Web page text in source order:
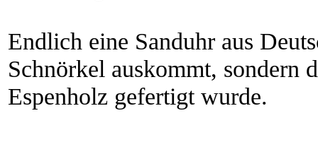
Endlich eine Sanduhr aus
Schnörkel auskommt, sondern
Espenholz gefertigt wurde.